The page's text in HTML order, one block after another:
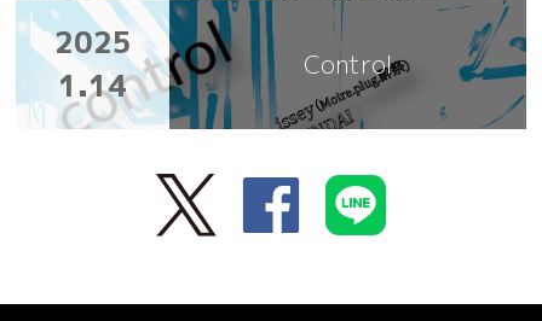
2025
1.14
Control